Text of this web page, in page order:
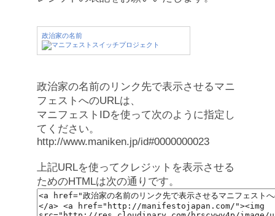
政治家の名前
政治家の名前のリンク先で表示させるマニ
フェストへのURLは、
マニフェストIDを使って次のように指定し
てください。
http://www.maniken.jp/id#0000000023
上記URLを使ってクレジットを表示させる
ためのHTMLは次の通りです。